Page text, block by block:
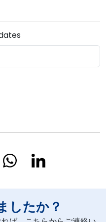
したか？